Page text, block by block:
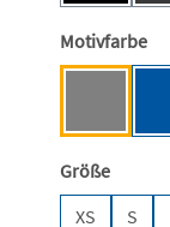
Motivfarbe
Größe
XS
S